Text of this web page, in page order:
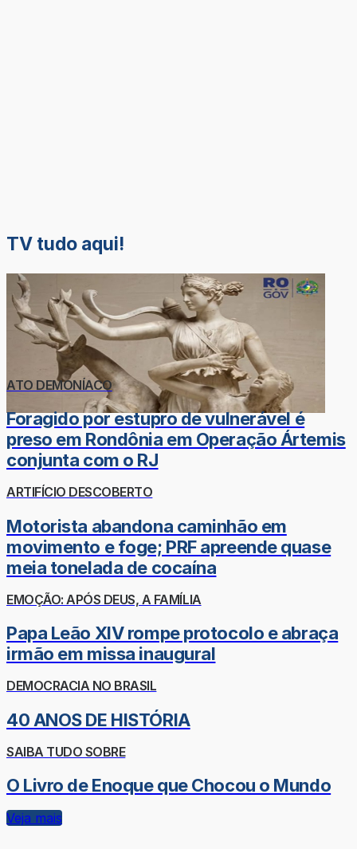
TV tudo aqui!
ATO DEMONÍACO
Foragido por estupro de vulnerável é
preso em Rondônia em Operação Ártemis
conjunta com o RJ
ARTIFÍCIO DESCOBERTO
Motorista abandona caminhão em
movimento e foge; PRF apreende quase
meia tonelada de cocaína
EMOÇÃO: APÓS DEUS, A FAMÍLIA
Papa Leão XIV rompe protocolo e abraça
irmão em missa inaugural
DEMOCRACIA NO BRASIL
40 ANOS DE HISTÓRIA
SAIBA TUDO SOBRE
O Livro de Enoque que Chocou o Mundo
Veja mais